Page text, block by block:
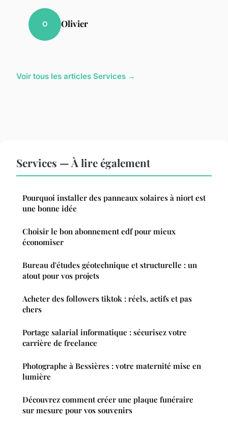
O Olivier
Voir tous les articles Services →
Services — À lire également
Pourquoi installer des panneaux solaires à niort est
une bonne idée
Choisir le bon abonnement edf pour mieux
économiser
Bureau d'études géotechnique et structurelle : un
atout pour vos projets
Acheter des followers tiktok : réels, actifs et pas
chers
Portage salarial informatique : sécurisez votre
carrière de freelance
Photographe à Bessières : votre maternité mise en
lumière
Découvrez comment créer une plaque funéraire
sur mesure pour vos souvenirs